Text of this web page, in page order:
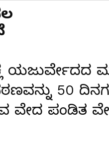
50
ಪಂಡಿತ